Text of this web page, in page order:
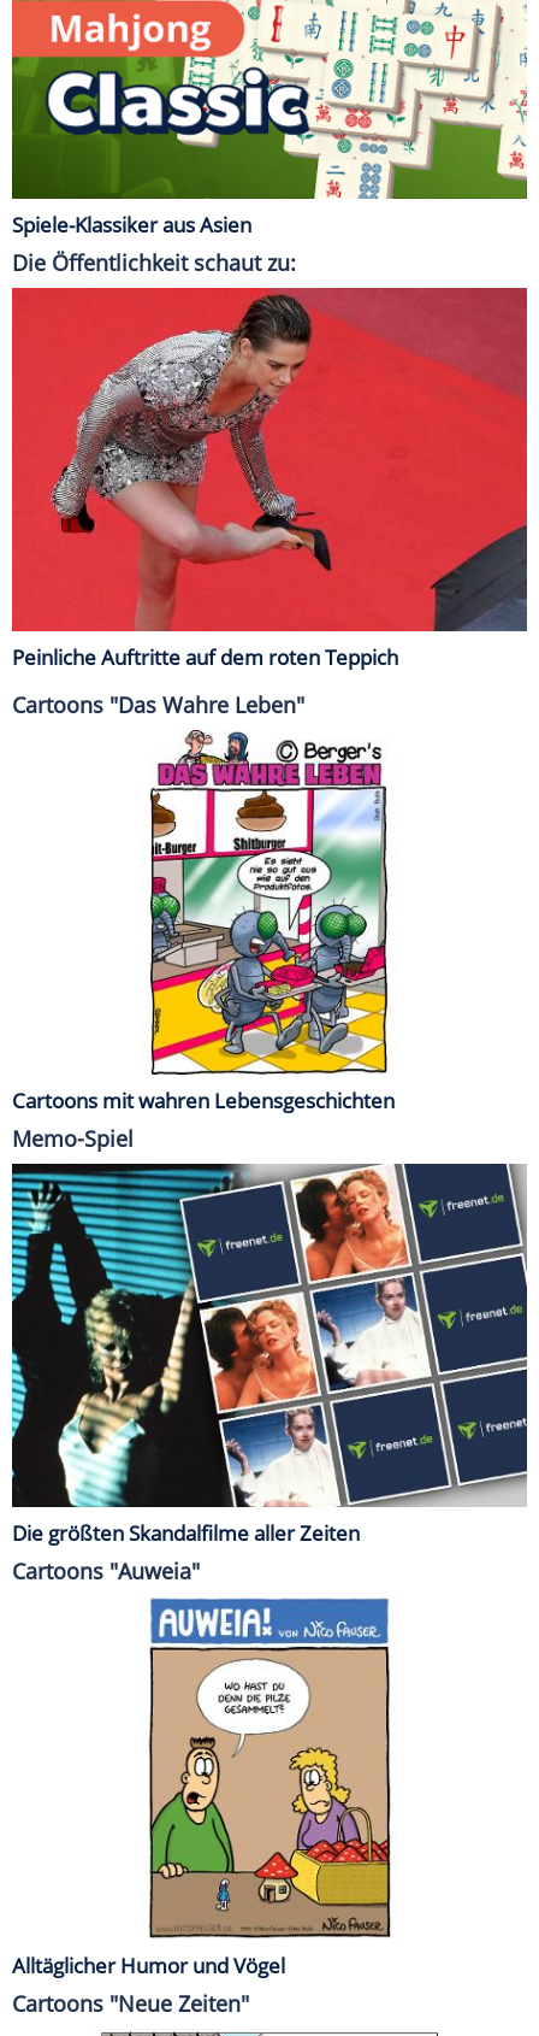
Spiele-Klassiker aus Asien
Die Öffentlichkeit schaut zu:
Peinliche Auftritte auf dem roten Teppich
Cartoons "Das Wahre Leben"
Cartoons mit wahren Lebensgeschichten
Memo-Spiel
Die größten Skandalfilme aller Zeiten
Cartoons "Auweia"
Alltäglicher Humor und Vögel
Cartoons "Neue Zeiten"